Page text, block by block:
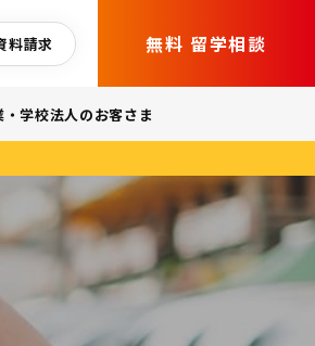
料請求 無料 留学相談
・学校法人のお客さま